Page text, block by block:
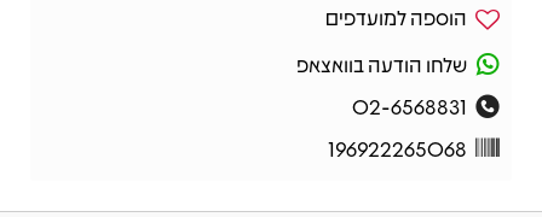
הוספה למועדפים
שלחו הודעה בוואצאפ
02-6568831
196922265068